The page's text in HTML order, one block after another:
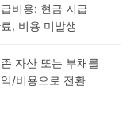
비용: 현금 지급
, 비용 미발생
자산 또는 부채를
/비용으로 전환